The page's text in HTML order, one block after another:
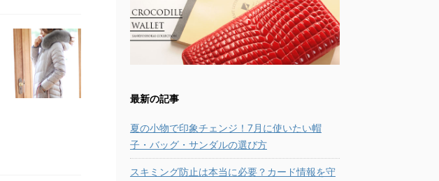
最新の記事
夏の小物で印象チェンジ！7月に使いたい帽
子・バッグ・サンダルの選び方
スキミング防止は本当に必要？カード情報を守